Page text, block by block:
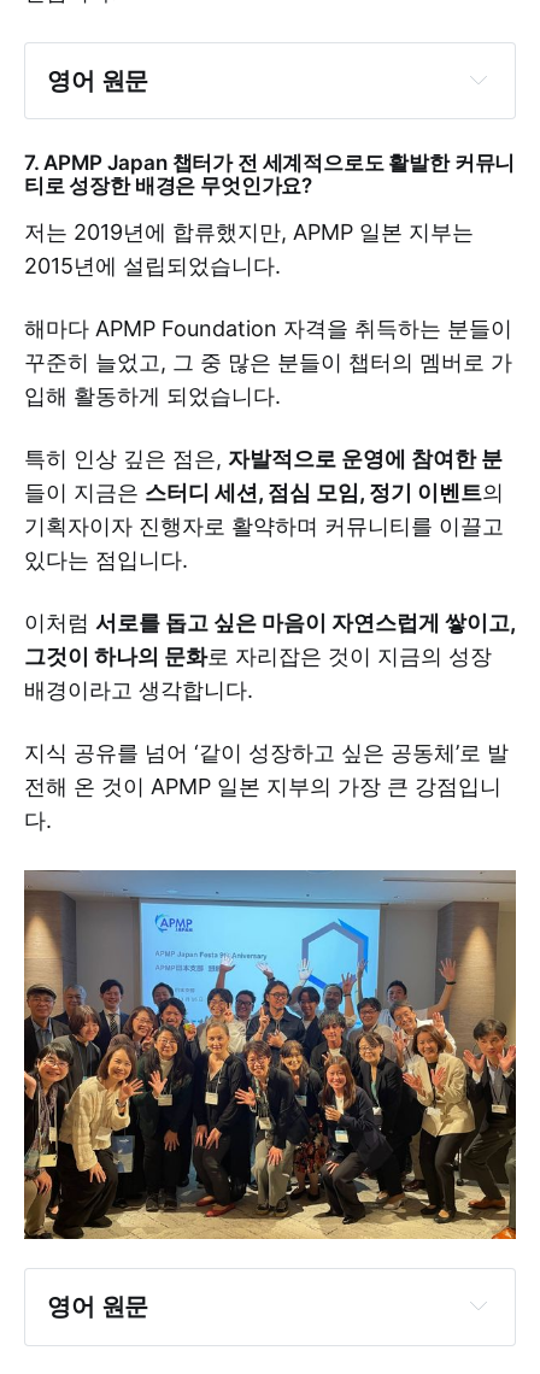
영어 원문
what action should it trigger?
an Executive Summary
Use the customer’s own language
from the RFx
Highlight value with data: ROI, cost
savings, efficiency gains
Consistent formatting and white
space make a big difference
7. APMP Japan 챕터가 전 세계적으로도 활발한 커뮤니
티로 성장한 배경은 무엇인가요?
저는 2019년에 합류했지만, APMP 일본 지부는
2015년에 설립되었습니다.
해마다 APMP Foundation 자격을 취득하는 분들이
꾸준히 늘었고, 그 중 많은 분들이 챕터의 멤버로 가
입해 활동하게 되었습니다.
특히 인상 깊은 점은, 자발적으로 운영에 참여한 분
들이 지금은 스터디 세션, 점심 모임, 정기 이벤트의
기획자이자 진행자로 활약하며 커뮤니티를 이끌고
있다는 점입니다.
이처럼 서로를 돕고 싶은 마음이 자연스럽게 쌓이고,
그것이 하나의 문화로 자리잡은 것이 지금의 성장
배경이라고 생각합니다.
지식 공유를 넘어 ‘같이 성장하고 싶은 공동체’로 발
전해 온 것이 APMP 일본 지부의 가장 큰 강점입니
다.
영어 원문